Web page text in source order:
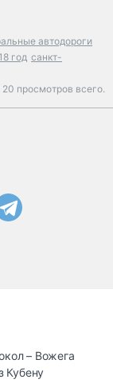
автодороги
год санкт-
20 просмотров всего.
– Вожега
Кубену